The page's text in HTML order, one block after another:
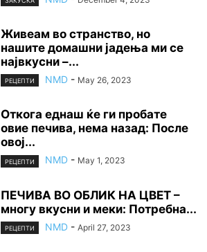
Живеам во странство, но
нашите домашни јадења ми се
највкусни –...
РЕЦЕПТИ NMD - May 26, 2023
Откога еднаш ќе ги пробате
овие печива, нема назад: После
овој...
РЕЦЕПТИ NMD - May 1, 2023
ПЕЧИВА ВО ОБЛИК НА ЦВЕТ –
многу вкусни и меки: Потребна...
РЕЦЕПТИ NMD - April 27, 2023